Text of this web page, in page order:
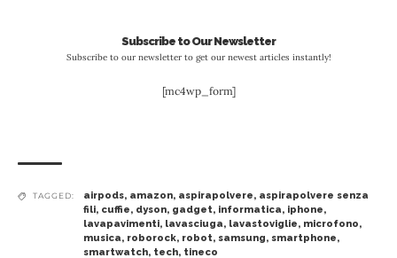
Subscribe to Our Newsletter
Subscribe to our newsletter to get our newest articles instantly!
[mc4wp_form]
TAGGED: airpods, amazon, aspirapolvere, aspirapolvere senza
fili, cuffie, dyson, gadget, informatica, iphone,
lavapavimenti, lavasciuga, lavastoviglie, microfono,
musica, roborock, robot, samsung, smartphone,
smartwatch, tech, tineco